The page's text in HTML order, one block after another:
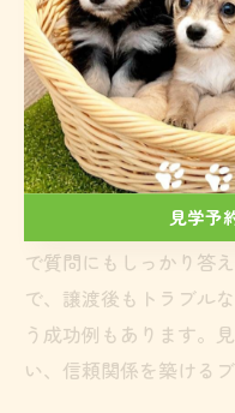
関する情報を開示して
です。アフターケアや
無、譲渡後の相談体制
でなく、安心して暮ら
も重視することが、後
例えば、実際に複数の
で質問にもしっかり答
で、譲渡後もトラブル
う成功例もあります。
い、信頼関係を築ける
見学予
見学予